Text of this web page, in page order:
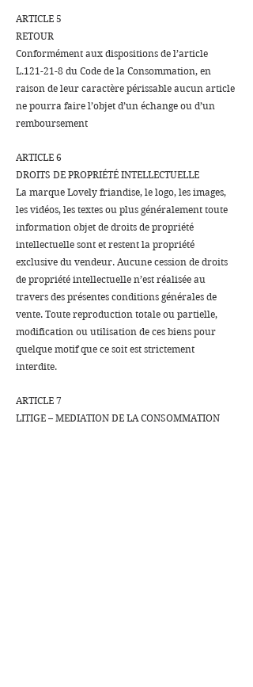
ARTICLE 5
RETOUR
​Conformément aux dispositions de l’article
L.121-21-8 du Code de la Consommation, en
raison de leur caractère périssable aucun article
ne pourra faire l’objet d’un échange ou d’un
remboursement
ARTICLE 6
DROITS DE PROPRIÉTÉ INTELLECTUELLE
La marque Lovely friandise, le logo, les images,
les vidéos, les textes ou plus généralement toute
information objet de droits de propriété
intellectuelle sont et restent la propriété
exclusive du vendeur. Aucune cession de droits
de propriété intellectuelle n’est réalisée au
travers des présentes conditions générales de
vente. Toute reproduction totale ou partielle,
modification ou utilisation de ces biens pour
quelque motif que ce soit est strictement
interdite.
ARTICLE 7
LITIGE – MEDIATION DE LA CONSOMMATION